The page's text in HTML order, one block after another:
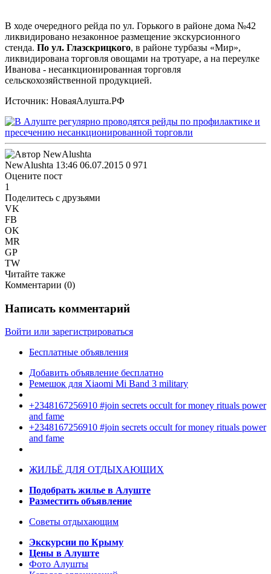
В ходе очередного рейда по ул. Горького в районе дома №42
ликвидировано незаконное размещение экскурсионного
стенда. По ул. Глазскрицкого, в районе турбазы «Мир»,
ликвидирована торговля овощами на тротуаре, а на переулке
Иванова - несанкционированная торговля
сельскохозяйственной продукцией.
Источник: НоваяАлушта.РФ
NewAlushta 13:46 06.07.2015 0 971
Оцените пост
1
Поделитесь с друзьями
VK
FB
OK
MR
GP
TW
Читайте также
Комментарии (0)
Написать комментарий
Войти или зарегистрироваться
Бесплатные объявления
Добавить объявление бесплатно
Ремешок для Xiaomi Mi Band 3 military
+2348167256910 #join secrets occult for money rituals power
and fame
+2348167256910 #join secrets occult for money rituals power
and fame
ЖИЛЬЁ ДЛЯ ОТДЫХАЮЩИХ
Подобрать жилье в Алуште
Разместить объявление
Советы отдыхающим
Экскурсии по Крыму
Цены в Алуште
Фото Алушты